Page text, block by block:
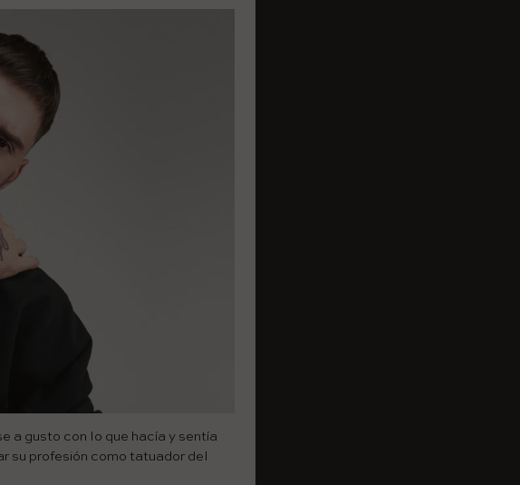
a gusto con lo que hacía y sentía
su profesión como tatuador del